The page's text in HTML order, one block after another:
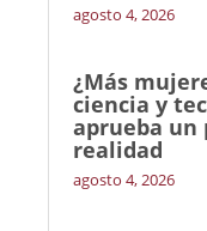
agosto 4, 2026
¿Más
ciencia y
aprueba un
realidad
agosto 4, 2026